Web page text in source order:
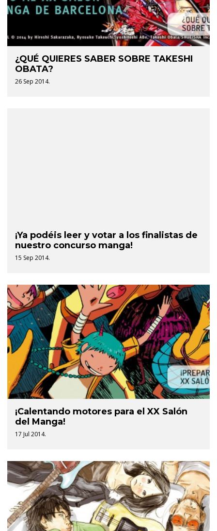
¿QUÉ QUIERES SABER SOBRE TAKESHI
OBATA?
26 Sep 2014.
¡Ya podéis leer y votar a los finalistas de
nuestro concurso manga!
15 Sep 2014.
¡Calentando motores para el XX Salón
del Manga!
17 Jul 2014.